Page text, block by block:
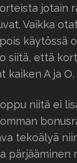
jotain
Vaikka
käytössä
siitä, että
kaiken A ja O.
niitä ei
tekoälyä
pärjääminen